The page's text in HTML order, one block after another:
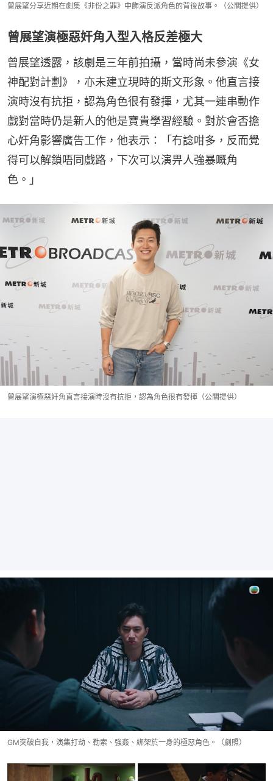
曾展望分享近期在劇集《非份之罪》中飾演反派角色的背後故事。（公關提供）
曾展望演極惡奸角入型入格反差極大
曾展望透露，該劇是三年前拍攝，當時尚未參演《女
神配對計劃》，亦未建立現時的斯文形象。他直言接
演時沒有抗拒，認為角色很有發揮，尤其一連串動作
戲對當時仍是新人的他是寶貴學習經驗。對於會否擔
心奸角影響廣告工作，他表示：「冇諗咁多，反而覺
得可以解鎖唔同戲路，下次可以演畀人強暴嘅角
色。」
曾展望演極惡奸角直言接演時沒有抗拒，認為角色很有發揮（公關提供）
GM突破自我，演集打劫、勒索、強姦、綁架於一身的極惡角色。（劇照）